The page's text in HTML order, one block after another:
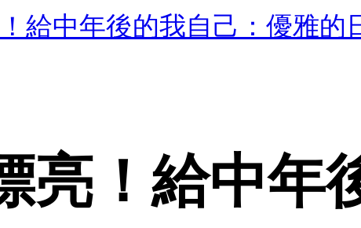
給中年後的我自己：優雅的
亮！給中年